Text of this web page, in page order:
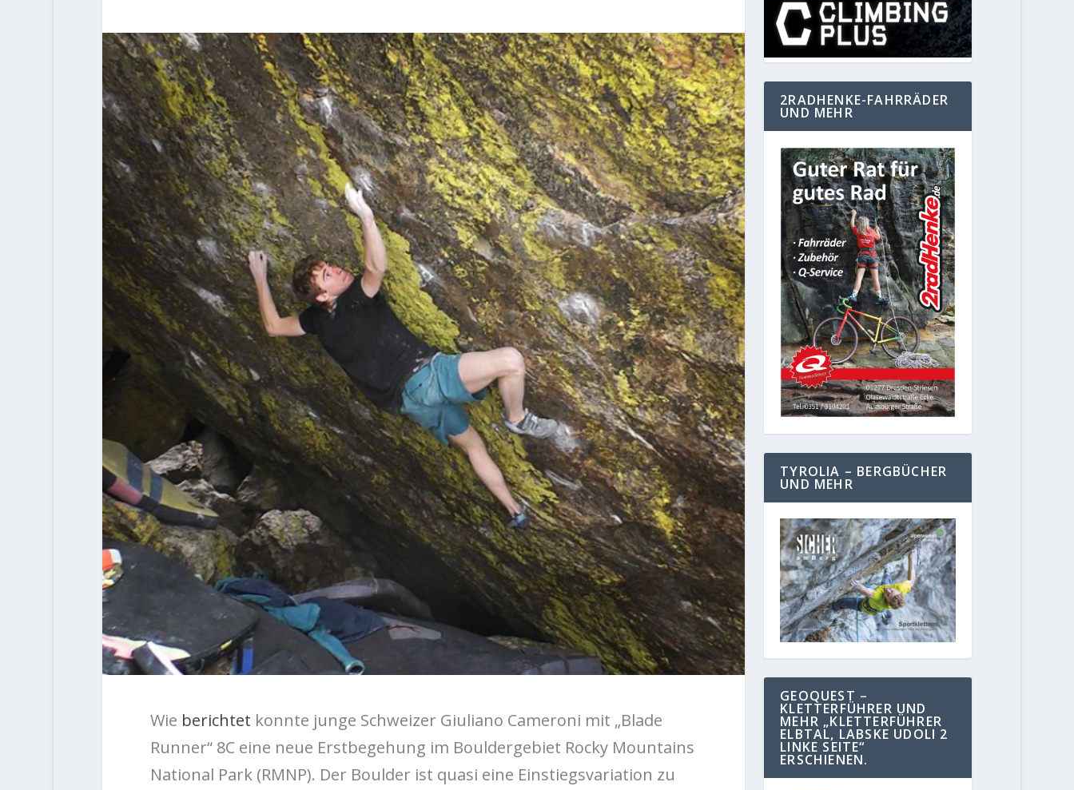
Wie berichtet konnte junge Schweizer Giuliano Cameroni mit „Blade
Runner“ 8C eine neue Erstbegehung im Bouldergebiet Rocky Mountains
National Park (RMNP). Der Boulder ist quasi eine Einstiegsvariation zu
2RADHENKE-FAHRRÄDER
UND MEHR
TYROLIA – BERGBÜCHER
UND MEHR
GEOQUEST –
KLETTERFÜHRER UND
MEHR „KLETTERFÜHRER
ELBTAL, LABSKE UDOLI 2
LINKE SEITE“
ERSCHIENEN.